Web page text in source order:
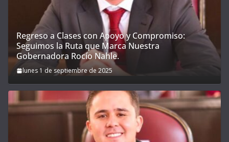
Regreso a Clases con Apoyo y Compromiso:
Seguimos la Ruta que Marca Nuestra
Gobernadora Rocío Nahle.
lunes 1 de septiembre de 2025